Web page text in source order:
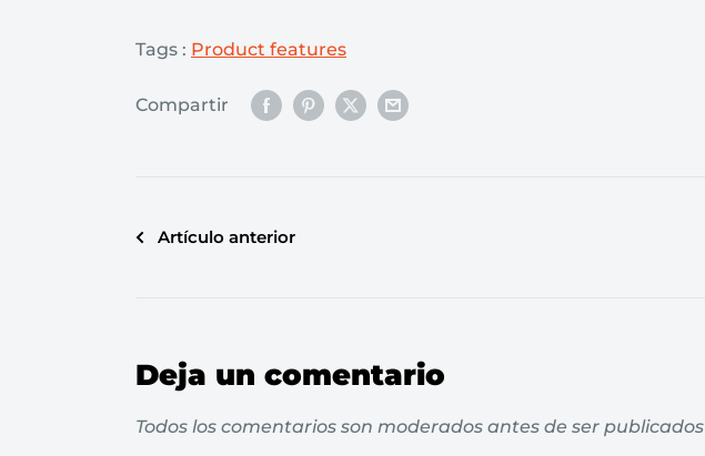
Tags : Product features
Compartir
Artículo anterior
Deja un comentario
Todos los comentarios son moderados antes de ser publicados